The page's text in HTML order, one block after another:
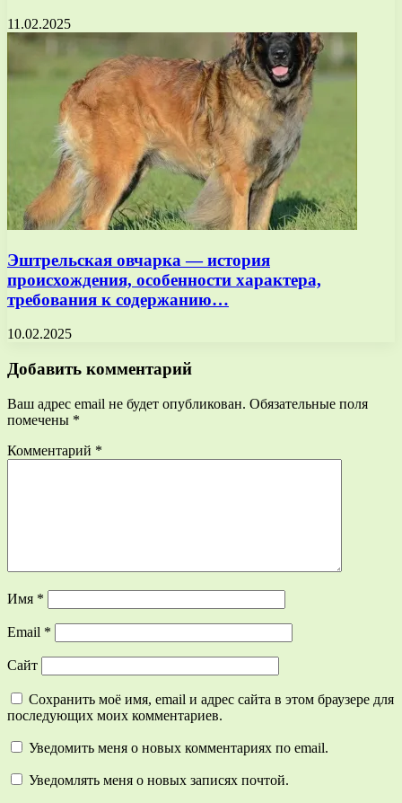
11.02.2025
Эштрельская овчарка — история
происхождения, особенности характера,
требования к содержанию…
10.02.2025
Добавить комментарий
Ваш адрес email не будет опубликован. Обязательные поля
помечены *
Комментарий *
Имя *
Email *
Сайт
Сохранить моё имя, email и адрес сайта в этом браузере для
последующих моих комментариев.
Уведомить меня о новых комментариях по email.
Уведомлять меня о новых записях почтой.